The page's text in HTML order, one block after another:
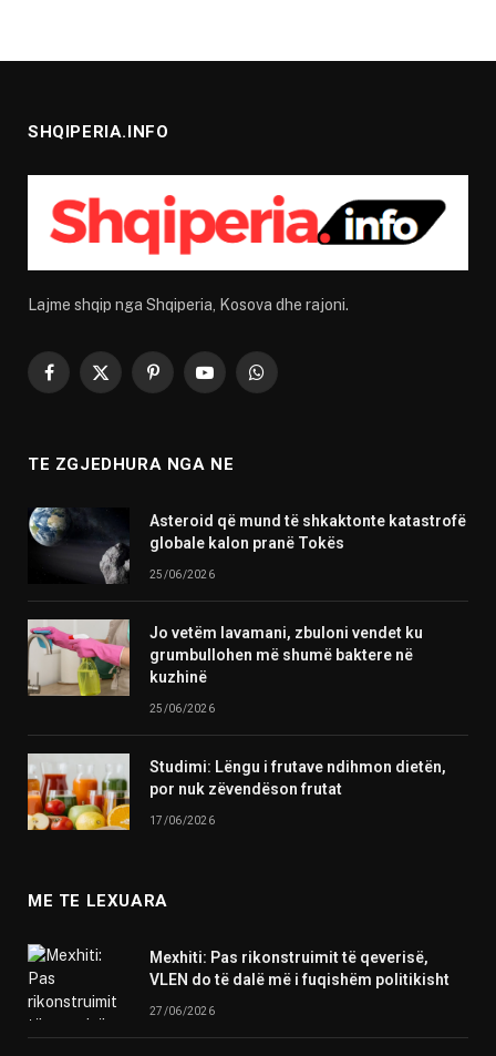
SHQIPERIA.INFO
Lajme shqip nga Shqiperia, Kosova dhe rajoni.
Facebook
X
PinterestYouTubeWhatsApp
TE ZGJEDHURA NGA NE
Asteroid që mund të shkaktonte katastrofë
globale kalon pranë Tokës
25/06/2026
Jo vetëm lavamani, zbuloni vendet ku
grumbullohen më shumë baktere në
kuzhinë
25/06/2026
Studimi: Lëngu i frutave ndihmon dietën,
por nuk zëvendëson frutat
17/06/2026
ME TE LEXUARA
Mexhiti: Pas rikonstruimit të qeverisë,
VLEN do të dalë më i fuqishëm politikisht
27/06/2026